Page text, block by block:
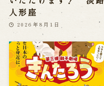
人形座
2026年8月1日